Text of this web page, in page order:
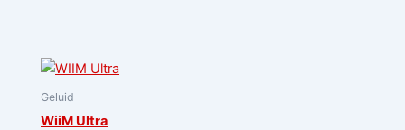
Geluid
WiiM Ultra